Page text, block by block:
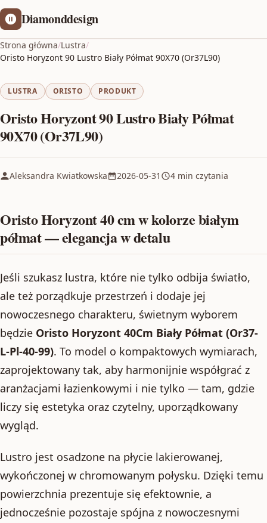
Diamonddesign
Strona główna/Lustra/
Oristo Horyzont 90 Lustro Biały Półmat 90X70 (Or37L90)
LUSTRA ORISTO PRODUKT
Oristo Horyzont 90 Lustro Biały Półmat
90X70 (Or37L90)
Aleksandra Kwiatkowska 2026-05-31 4 min czytania
Oristo Horyzont 40 cm w kolorze białym
półmat — elegancja w detalu
Jeśli szukasz lustra, które nie tylko odbija światło,
ale też porządkuje przestrzeń i dodaje jej
nowoczesnego charakteru, świetnym wyborem
będzie Oristo Horyzont 40Cm Biały Półmat (Or37-
L-Pl-40-99). To model o kompaktowych wymiarach,
zaprojektowany tak, aby harmonijnie współgrać z
aranżacjami łazienkowymi i nie tylko — tam, gdzie
liczy się estetyka oraz czytelny, uporządkowany
wygląd.
Lustro jest osadzone na płycie lakierowanej,
wykończonej w chromowanym połysku. Dzięki temu
powierzchnia prezentuje się efektownie, a
jednocześnie pozostaje spójna z nowoczesnymi